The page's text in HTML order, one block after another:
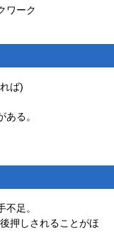
ワーク
ば)
る。
足。
押しされることがほ